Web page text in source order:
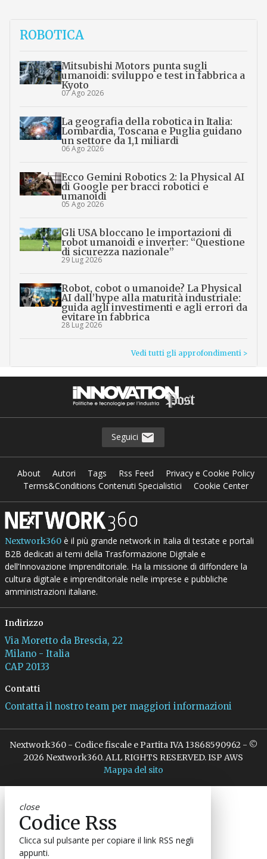
ROBOTICA
Mitsubishi Motors punta sugli
umanoidi: sviluppo e test in fabbrica a
Kyoto
07 Ago 2026
La geografia della robotica in Italia:
Lombardia, Toscana e Puglia guidano
un settore da 1,1 miliardi
06 Ago 2026
Ecco Gemini Robotics 2: la Physical AI
di Google per bracci robotici e
umanoidi
05 Ago 2026
Gli USA bloccano le importazioni di
robot umanoidi e inverter: “Questione
di sicurezza nazionale”
29 Lug 2026
Robot, cobot o umanoide? La Physical
AI dall’hype alla maturità industriale:
guida agli investimenti e agli errori da
evitare in fabbrica
28 Lug 2026
Vedi tutti gli approfondimenti >
Seguici
About Autori Tags Rss Feed
Privacy e Cookie Policy
Terms&Conditions Contenuti Specialistici
Cookie Center
Nextwork360è il più grande network in Italia di testate e portali
B2B dedicati ai temi della Trasformazione Digitale e
dell’Innovazione Imprenditoriale. Ha la missione di diffondere la
cultura digitale e imprenditoriale nelle imprese e pubbliche
amministrazioni italiane.
Indirizzo
Via Moretto da Brescia, 22
Milano - Italia
CAP 20133
Contatti
Contatta il nostro team per maggiori informazioni
Nextwork360 - Codice fiscale e Partita IVA 13868590962 - ©
2026 Nextwork360. ALL RIGHTS RESERVED. ISP AWS
Mappa del sito
close
Codice Rss
Clicca sul pulsante per copiare il link RSS negli
appunti.